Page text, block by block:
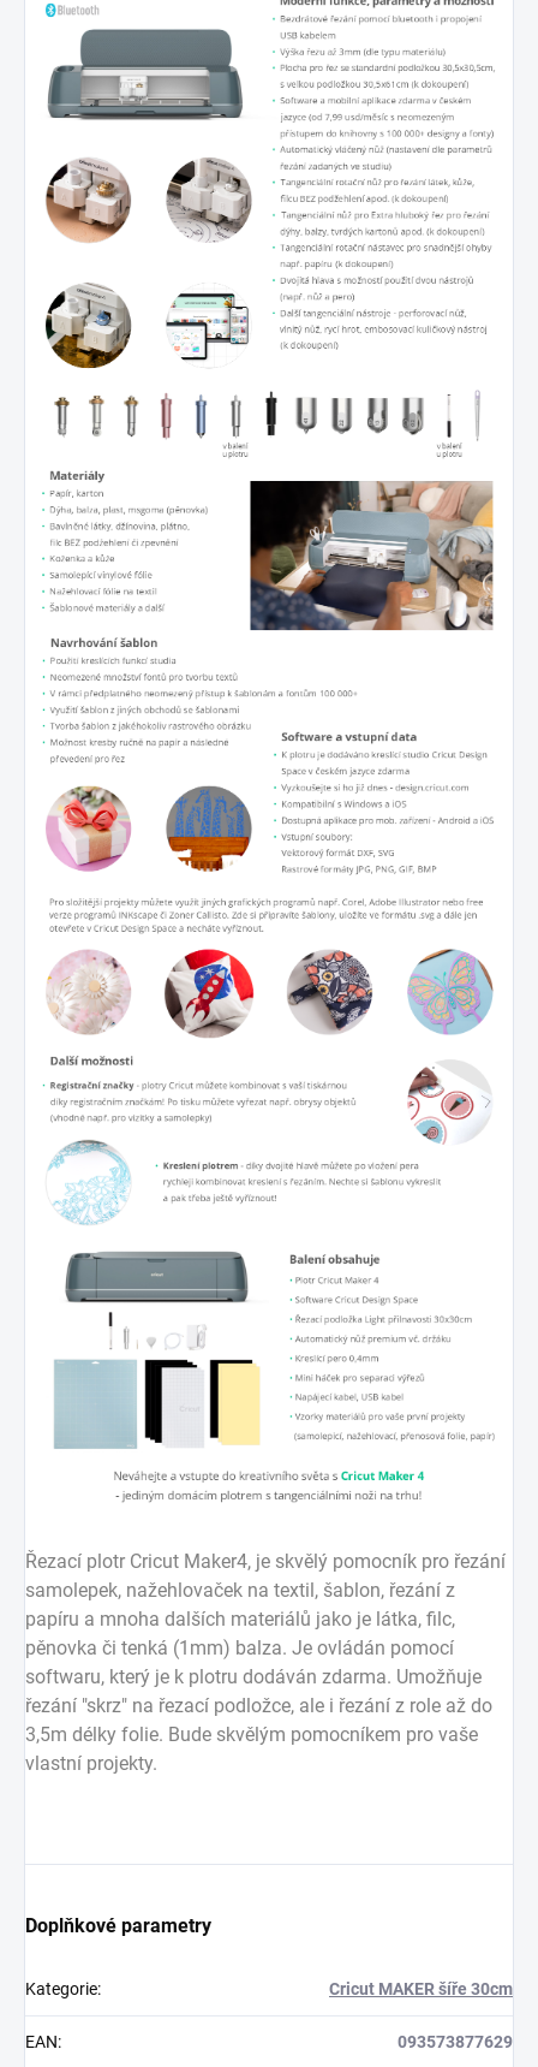
Řezací plotr Cricut Maker4, je skvělý pomocník pro řezání
samolepek, nažehlovaček na textil, šablon, řezání z
papíru a mnoha dalších materiálů jako je látka, filc,
pěnovka či tenká (1mm) balza. Je ovládán pomocí
softwaru, který je k plotru dodáván zdarma. Umožňuje
řezání "skrz" na řezací podložce, ale i řezání z role až do
3,5m délky folie. Bude skvělým pomocníkem pro vaše
vlastní projekty.
Doplňkové parametry
Kategorie: Cricut MAKER šíře 30cm
EAN: 093573877629